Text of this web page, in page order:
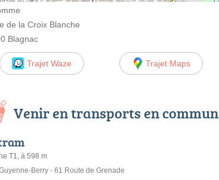
de la Croix Blanche
Blagnac
Trajet Waze Trajet Maps
Venir en transports en commun
T1, à 598 m
Berry - 61 Route de Grenade